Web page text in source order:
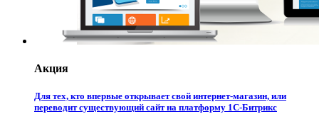
Акция
Для тех, кто впервые открывает свой интернет-магазин, или
переводит существующий сайт на платформу 1С-Битрикс